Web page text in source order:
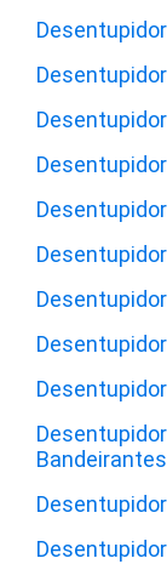
Bandeirantes